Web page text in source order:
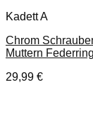
Kadett A
Chrom
Muttern
29,99 €